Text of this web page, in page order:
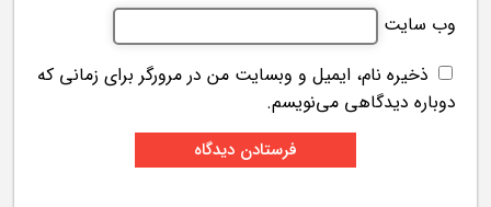
وب‌ سایت
ذخیره نام، ایمیل و وبسایت من در مرورگر برای زمانی که
دوباره دیدگاهی می‌نویسم.